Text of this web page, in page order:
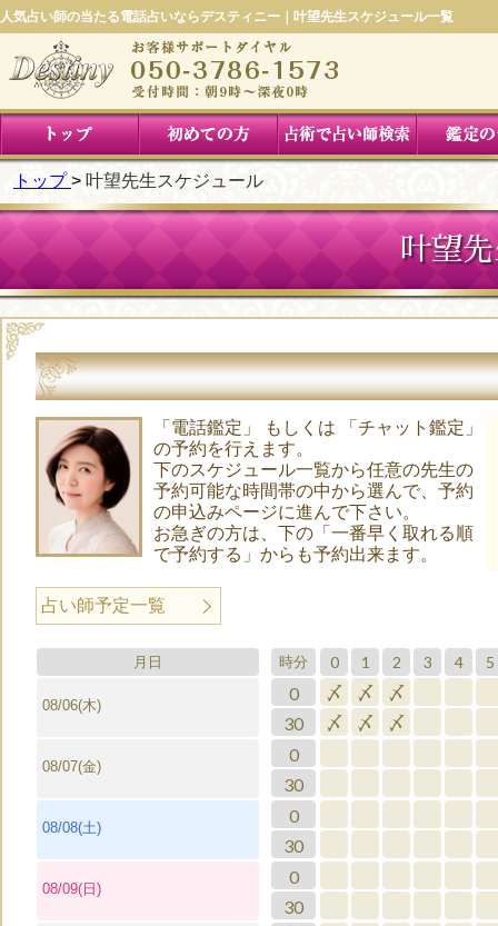
人気占い師の当たる電話占いならデスティニー｜叶望先生スケジュール一覧
トップ 叶望先生スケジュール
叶望
「電話鑑定」 もしくは 「チャット鑑定」
の予約を行えます。
下のスケジュール一覧から任意の先生の
予約可能な時間帯の中から選んで、予約
の申込みページに進んで下さい。
お急ぎの方は、下の「一番早く取れる順
で予約する」からも予約出来ます。
占い師予定一覧
月日 時分 0 1 2 3 4 5
08/06(木)
0 〆 〆 〆
30 〆 〆 〆
08/07(金)
0
30
08/08(土)
0
30
08/09(日)
0
30